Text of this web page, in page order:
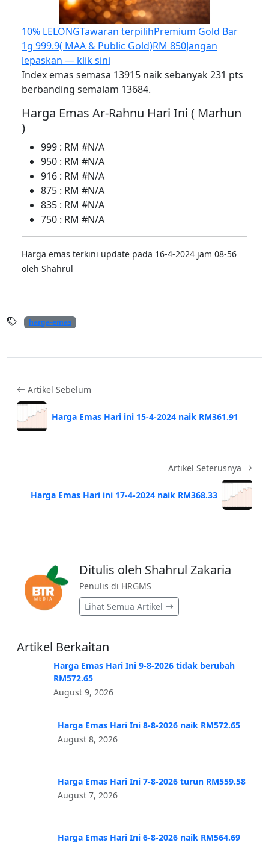
10% LELONGTawaran terpilihPremium Gold Bar
1g 999.9( MAA & Public Gold)RM 850Jangan
lepaskan — klik sini
Index emas semasa 13915 naik sebanyak 231 pts
berbanding semalam 13684.
Harga Emas Ar-Rahnu Hari Ini ( Marhun
)
999 : RM #N/A
950 : RM #N/A
916 : RM #N/A
875 : RM #N/A
835 : RM #N/A
750 : RM #N/A
Harga emas terkini update pada 16-4-2024 jam 08-56
oleh Shahrul
harga-emas
Artikel Sebelum
Harga Emas Hari ini 15-4-2024 naik RM361.91
Artikel Seterusnya
Harga Emas Hari ini 17-4-2024 naik RM368.33
Ditulis oleh Shahrul Zakaria
Penulis di HRGMS
Lihat Semua Artikel
Artikel Berkaitan
Harga Emas Hari Ini 9-8-2026 tidak berubah
RM572.65
August 9, 2026
Harga Emas Hari Ini 8-8-2026 naik RM572.65
August 8, 2026
Harga Emas Hari Ini 7-8-2026 turun RM559.58
August 7, 2026
Harga Emas Hari Ini 6-8-2026 naik RM564.69